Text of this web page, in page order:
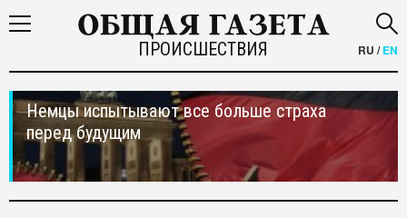
ПРОИСШЕСТВИЯ RU /EN
Немцы испытывают все больше страха
перед будущим